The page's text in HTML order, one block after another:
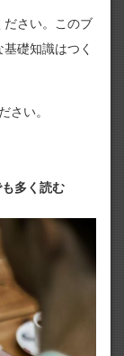
ださい。このブ
礎知識はつく
さい。
多く読む